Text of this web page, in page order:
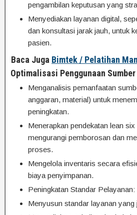
pengambilan keputusan yang
Menyediakan layanan digital,
dan konsultasi jarak jauh, untuk
pasien.
Baca Juga Bimtek / Pelatihan
Optimalisasi Penggunaan Sumber
Menganalisis pemanfaatan
anggaran, material) untuk
peningkatan.
Menerapkan pendekatan lean
mengurangi pemborosan dan
proses.
Mengelola inventaris secara
biaya penyimpanan.
Peningkatan Standar Pelayanan:
Menyusun standar layanan yang